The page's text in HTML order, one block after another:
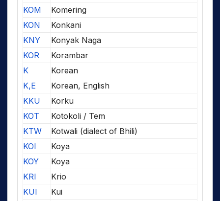
KOM
Komering
KON
Konkani
KNY
Konyak Naga
KOR
Korambar
K
Korean
K,E
Korean, English
KKU
Korku
KOT
Kotokoli / Tem
KTW
Kotwali (dialect of Bhili)
KOI
Koya
KOY
Koya
KRI
Krio
KUI
Kui